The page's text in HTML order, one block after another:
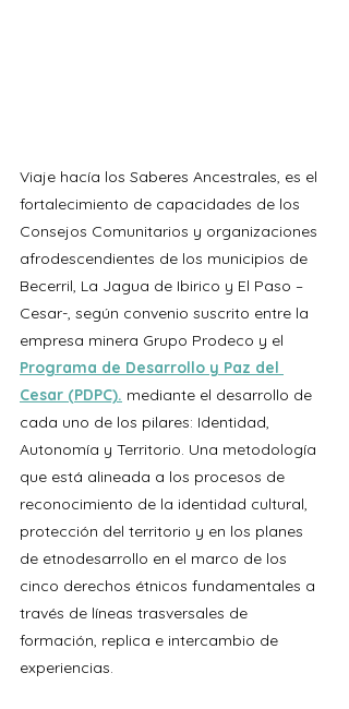
Viaje hacía los Saberes Ancestrales, es el
fortalecimiento de capacidades de los
Consejos Comunitarios y organizaciones
afrodescendientes de los municipios de
Becerril, La Jagua de Ibirico y El Paso –
Cesar-, según convenio suscrito entre la
empresa minera Grupo Prodeco y el
Programa de Desarrollo y Paz del
Cesar (PDPC). mediante el desarrollo de
cada uno de los pilares: Identidad,
Autonomía y Territorio. Una metodología
que está alineada a los procesos de
reconocimiento de la identidad cultural,
protección del territorio y en los planes
de etnodesarrollo en el marco de los
cinco derechos étnicos fundamentales a
través de líneas trasversales de
formación, replica e intercambio de
experiencias.